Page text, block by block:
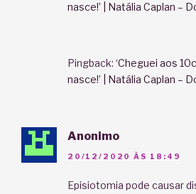
nasce!’ | Natália Caplan –
Pingback: ‘Cheguei aos
nasce!’ | Natália Caplan –
Anonimo
20/12/2020 ÀS 18:49
Episiotomia pode causar